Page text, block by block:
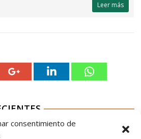
consentimiento de
Leer más
2023